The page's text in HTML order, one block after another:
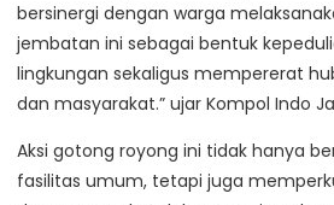
bersinergi dengan warga
jembatan ini sebagai bentuk
lingkungan sekaligus mempererat
dan masyarakat.” ujar Kompol Indo
Aksi gotong royong ini tidak hanya
fasilitas umum, tetapi juga